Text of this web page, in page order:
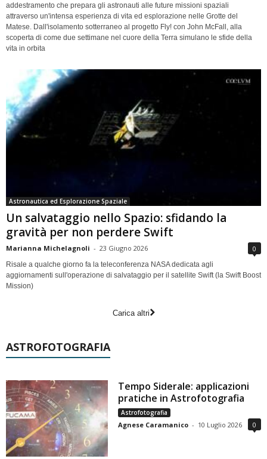
addestramento che prepara gli astronauti alle future missioni spaziali
attraverso un'intensa esperienza di vita ed esplorazione nelle Grotte del
Matese. Dall'isolamento sotterraneo al progetto Fly! con John McFall, alla
scoperta di come due settimane nel cuore della Terra simulano le sfide della
vita in orbita
Astronautica ed Esplorazione Spaziale
Un salvataggio nello Spazio: sfidando la
gravità per non perdere Swift
Marianna Michelagnoli - 23 Giugno 2026 0
Risale a qualche giorno fa la teleconferenza NASA dedicata agli
aggiornamenti sull'operazione di salvataggio per il satellite Swift (la Swift Boost
Mission)
Carica altri
ASTROFOTOGRAFIA
Tempo Siderale: applicazioni
pratiche in Astrofotografia
Astrofotografia
Agnese Caramanico - 10 Luglio 2026 0